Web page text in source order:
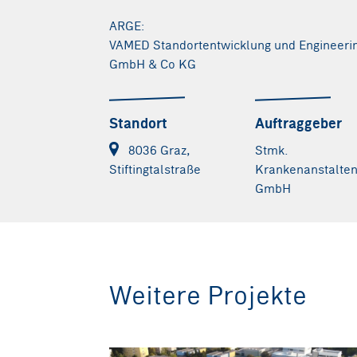
ARGE:
VAMED Standortentwicklung und
GmbH & Co KG
Standort
8036 Graz,
Stiftingtalstraße
Auftraggeber
Stmk.
GmbH
Weitere Projekte